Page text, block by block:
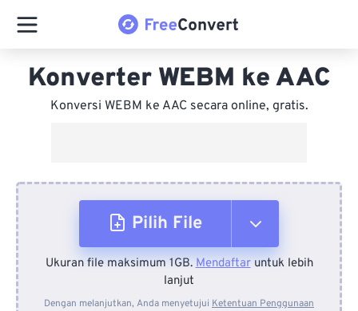
Konverter WEBM ke AAC
Konversi WEBM ke AAC secara online, gratis.
Pilih File
Dari Perangkat
Ukuran file maksimum 1GB.Mendaftaruntuk lebih
lanjut
Dengan melanjutkan, Anda menyetujui Ketentuan Penggunaan